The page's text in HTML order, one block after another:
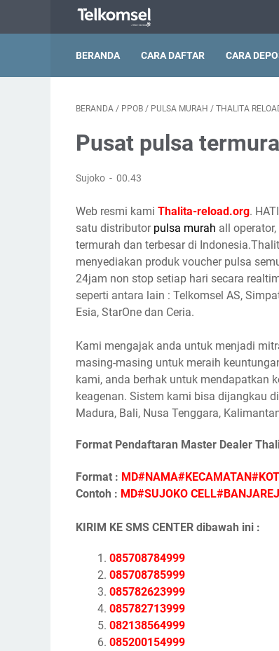
BERANDA CARA DAFTAR CARA
BERANDA / PPOB / PULSA MURAH / THALITA
Pusat pulsa
Sujoko 00.43
Web resmi kami Thalita-reload.org.
satu distributor pulsa murah all
termurah dan terbesar di
menyediakan produk voucher pulsa
24jam non stop setiap hari secara
seperti antara lain : Telkomsel AS,
Esia, StarOne dan Ceria.
Kami mengajak anda untuk menjadi
masing-masing untuk meraih
kami, anda berhak untuk mendapatkan
keagenan. Sistem kami bisa dijangkau
Madura, Bali, Nusa Tenggara,
Format Pendaftaran Master Dealer
Format :
Contoh : MD#SUJOKO
KIRIM KE SMS CENTER dibawah ini :
085708784999
085708785999
085782623999
085782713999
082138564999
085200154999